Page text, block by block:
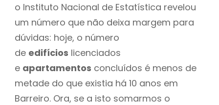
o Instituto Nacional de Estatística revelou
um número que não deixa margem para
dúvidas: hoje, o número
de edifícios licenciados
e apartamentos concluídos é menos de
metade do que existia há 10 anos em
Barreiro. Ora, se a isto somarmos o